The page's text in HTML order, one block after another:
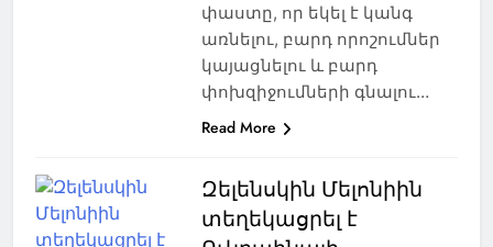
փաստը, որ եկել է կանգ
առնելու, բարդ որոշումներ
կայացնելու և բարդ
փոխզիջումների գնալու…
Read More
Զելենսկին Մելոնիին
տեղեկացրել է